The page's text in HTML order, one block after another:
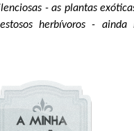
- as plantas
herbívoros - ainda